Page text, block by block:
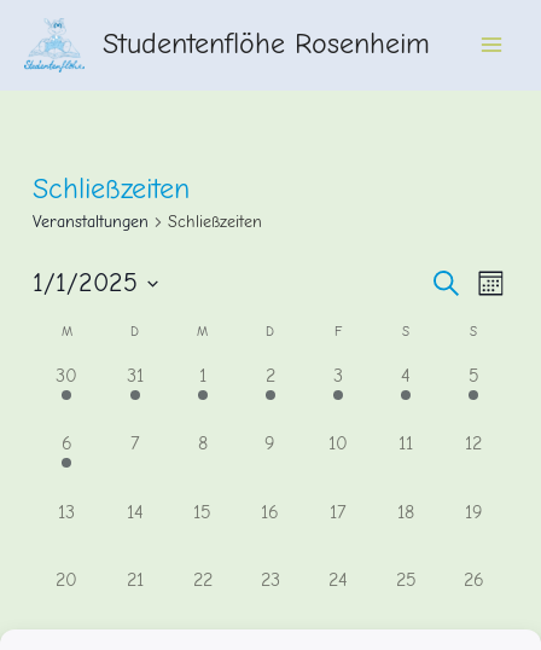
Inhalt
springen
Studentenflöhe Rosenheim
Schließzeiten
Veranstaltungen Schließzeiten
Suche
und
Suche
Monat
1/1/2025
wählen.
Kalender
von
M D M D F S S
1
Veranstaltung,
30
1
Veranstaltung,
31
1
Veranstaltung,
1
1
Veranstaltung,
2
1
Veranstaltung,
3
1
Veranstaltung,
4
15
1
Veranstaltung,
6
0
7
0
8
0
9
0
10
0
11
0
12
0
13
0
14
0
15
0
16
0
17
0
18
0
19
0
20
0
21
0
22
0
23
0
24
0
25
0
26